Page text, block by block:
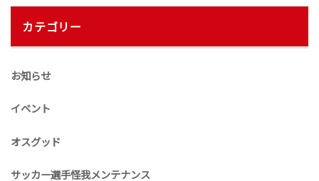
カテゴリー
お知らせ
イベント
オスグッド
サッカー選手怪我メンテナンス